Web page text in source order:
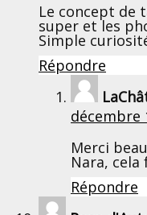
Le concept de
super et les
Simple
Répondre
décembre
Merci
Nara,
Répondre